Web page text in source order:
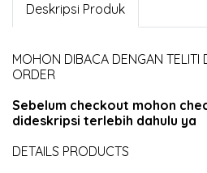
Deskripsi Produk
MOHON DIBACA DENGAN TELITI
ORDER
Sebelum checkout mohon
dideskripsi terlebih dahulu ya
DETAILS PRODUCTS